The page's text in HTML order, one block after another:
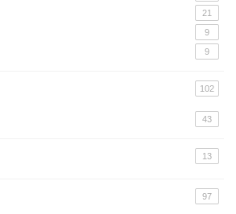
21
9
9
102
43
13
97